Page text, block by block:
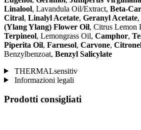
Linalool, Lavandula Oil/Extract, Beta-
Citral, Linalyl Acetate, Geranyl Acetate,
(Ylang Ylang) Flower Oil, Citrus Lemon
Terpineol, Lemongrass Oil, Camphor,
Piperita Oil, Farnesol, Carvone,
Benzylbenzoat, Benzyl Salicylate
THERMALsensitiv
Informazioni legali
Prodotti consigliati